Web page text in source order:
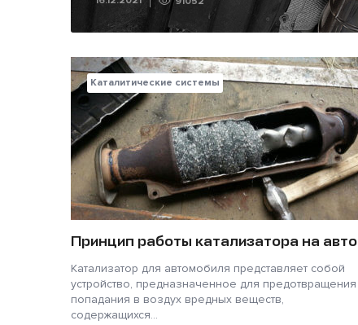
Каталитические системы
Принцип работы катализатора на авто
Катализатор для автомобиля представляет собой
устройство, предназначенное для предотвращения
попадания в воздух вредных веществ,
содержащихся...